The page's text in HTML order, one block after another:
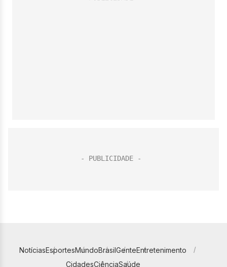
NotíciasEsportesMundoBrasilGenteEntretenimento
CidadesCiênciaSaúde